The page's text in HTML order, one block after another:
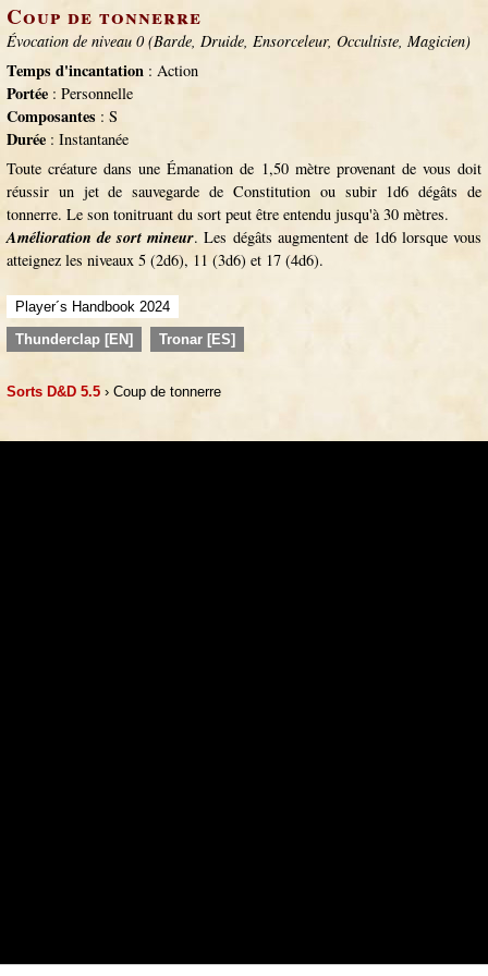
Coup de tonnerre
Évocation de niveau 0 (Barde, Druide, Ensorceleur, Occultiste, Magicien)
Temps d'incantation : Action
Portée : Personnelle
Composantes : S
Durée : Instantanée
Toute créature dans une Émanation de 1,50 mètre provenant de vous doit
réussir un jet de sauvegarde de Constitution ou subir 1d6 dégâts de
tonnerre. Le son tonitruant du sort peut être entendu jusqu'à 30 mètres.
Amélioration de sort mineur. Les dégâts augmentent de 1d6 lorsque vous
atteignez les niveaux 5 (2d6), 11 (3d6) et 17 (4d6).
Player´s Handbook 2024
Thunderclap [EN]
Tronar [ES]
Sorts D&D 5.5 › Coup de tonnerre